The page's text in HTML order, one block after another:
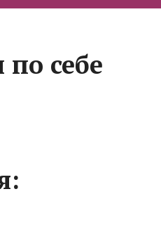
себе